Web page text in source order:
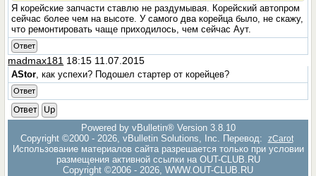
Я корейские запчасти ставлю не раздумывая. Корейский автопром
сейчас более чем на высоте. У самого два корейца было, не скажу,
что ремонтировать чаще приходилось, чем сейчас Аут.
Ответ
madmax181 18:15 11.07.2015
AStor, как успехи? Подошел стартер от корейцев?
Ответ
Ответ
Up
Powered by vBulletin® Version 3.8.10
Copyright ©2000 - 2026, vBulletin Solutions, Inc. Перевод:
zCarot
Использование материалов сайта разрешается только при условии
размещения активной ссылки на OUT-CLUB.RU
Copyright ©2006 - 2026, WWW.OUT-CLUB.RU